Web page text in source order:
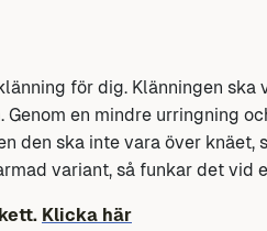
för dig. Klänningen ska
en mindre urringning
den ska inte vara över knäet,
variant, så funkar det vid
Klicka här